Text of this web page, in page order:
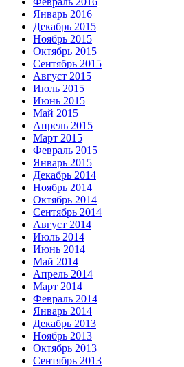
Январь 2016
Декабрь 2015
Ноябрь 2015
Октябрь 2015
Сентябрь 2015
Август 2015
Июль 2015
Июнь 2015
Май 2015
Апрель 2015
Март 2015
Февраль 2015
Январь 2015
Декабрь 2014
Ноябрь 2014
Октябрь 2014
Сентябрь 2014
Август 2014
Июль 2014
Июнь 2014
Май 2014
Апрель 2014
Март 2014
Февраль 2014
Январь 2014
Декабрь 2013
Ноябрь 2013
Октябрь 2013
Сентябрь 2013